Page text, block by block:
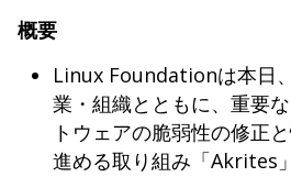
概要
Linux Foundationは本日
業・組織とともに、重要
トウェアの脆弱性の修正
進める取り組み「Akrites